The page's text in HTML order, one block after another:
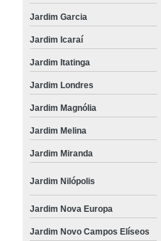
Jardim Garcia
Jardim Icaraí
Jardim Itatinga
Jardim Londres
Jardim Magnólia
Jardim Melina
Jardim Miranda
Jardim Nilópolis
Jardim Nova Europa
Jardim Novo Campos Elíseos